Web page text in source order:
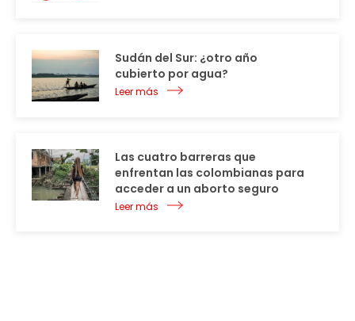
Sudán del Sur: ¿otro año
cubierto por agua?
Leer más
Las cuatro barreras que
enfrentan las colombianas para
acceder a un aborto seguro
Leer más